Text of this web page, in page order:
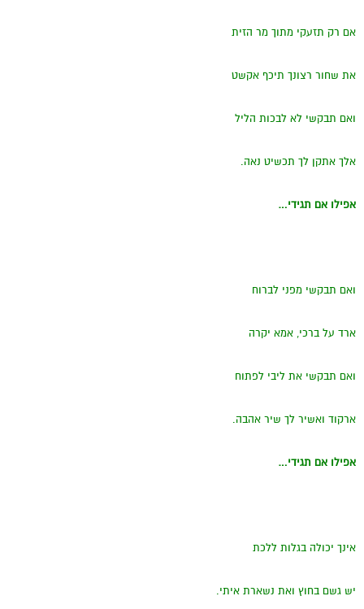
אם רק תזעקי מתוך מר הזית
את שחור רצונך תיכף אקשט
ואם תבקשי לא לבכות הליל
אלך אתקן לך תכשיט נאה.
אפילו אם תגידי…
ואם תבקשי מפני לברוח
ארד על ברכי, אמא יקרה
ואם תבקשי את ליבי לפתוח
ארקוד ואשיר לך שיר אהבה.
אפילו אם תגידי…
אינך יכולה בגלות ללכת
יש גשם בחוץ ואת נשארת איתי.